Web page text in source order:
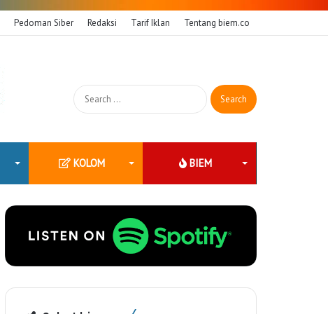
Pedoman Siber Redaksi Tarif Iklan Tentang biem.co
Search
for:
KOLOM BIEM